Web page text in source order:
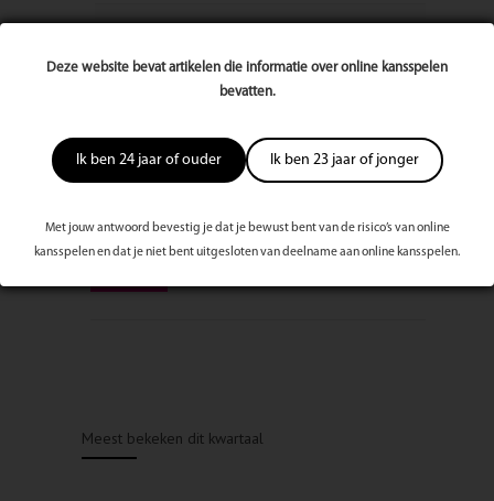
Deze website bevat artikelen die informatie over online kansspelen
bevatten.
Ik ben 24 jaar of ouder Ik ben 23 jaar of jonger
Met jouw antwoord bevestig je dat je bewust bent van de risico’s van online
kansspelen en dat je niet bent uitgesloten van deelname aan online kansspelen.
Meest bekeken dit kwartaal